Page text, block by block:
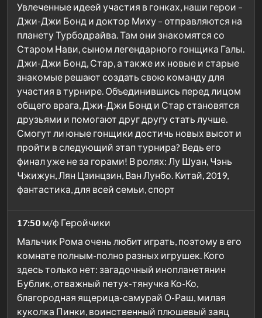
Увлеченные идеей участия в гонках, наши герои –
Джи-Джи Бонд и доктор Миху – отправляются на
планету Турбодрайва. Там они знакомятся со
Старом Нави, сыном легендарного гонщика Галы.
Джи-Джи Бонд, Стар, а также их новые и старые
знакомые решают создать свою команду для
участия в турнире. Объединившись перед лицом
общего врага, Джи-Джи Бонд и Стар становятся
друзьями и помогают друг другу стать лучше.
Смогут ли юные гонщики достичь новых высот и
пройти в следующий этап турнира? Ведь его
финал уже не за горами! В ролях: Лу Шуан, Чэнь
Чжижун, Лян Цзинцзин, Ван Лунбо. Китай, 2019,
фантастика, для всей семьи, спорт
17:50 м/ф Геройчики
Мальчик Рома очень любит играть, поэтому в его
комнате полным-полно разных игрушек. Кого
здесь только нет: загадочный инопланетянин
Бублик, отважный петух-тянучка Ко-Ко,
благородная ящерица-самурай О-Раш, милая
куколка Пинки, воинственный плюшевый заяц